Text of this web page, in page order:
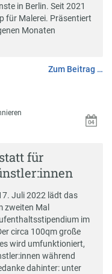
in Berlin. Seit 2021
für Malerei. Präsentiert
Monaten
Zum Beitrag …
für
Juli 2022 lädt das
zweiten Mal
im
circa 100qm große
wird umfunktioniert,
während
dahinter: unter